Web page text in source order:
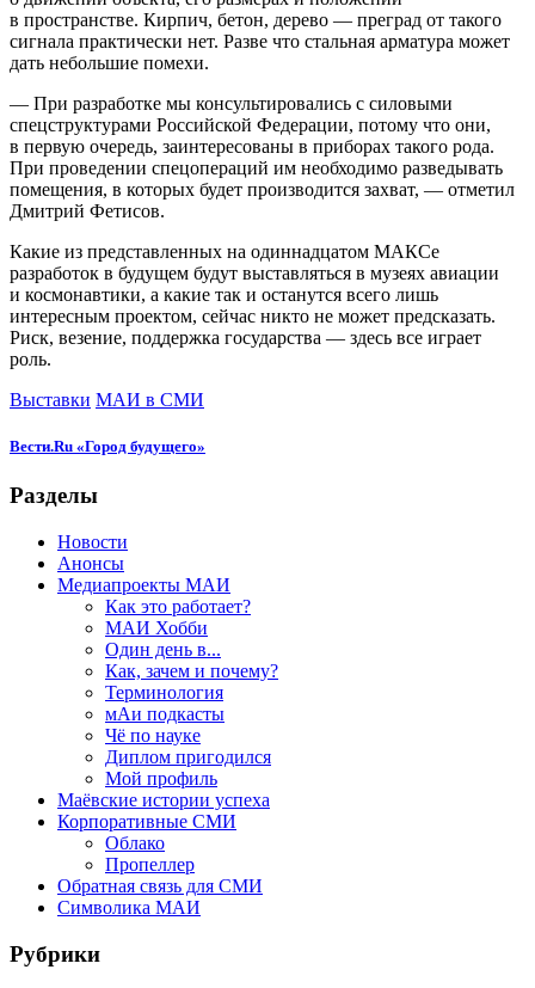
в пространстве. Кирпич, бетон, дерево — преград от такого
сигнала практически нет. Разве что стальная арматура может
дать небольшие помехи.
— При разработке мы консультировались с силовыми
спецструктурами Российской Федерации, потому что они,
в первую очередь, заинтересованы в приборах такого рода.
При проведении спецопераций им необходимо разведывать
помещения, в которых будет производится захват, — отметил
Дмитрий Фетисов.
Какие из представленных на одиннадцатом МАКСе
разработок в будущем будут выставляться в музеях авиации
и космонавтики, а какие так и останутся всего лишь
интересным проектом, сейчас никто не может предсказать.
Риск, везение, поддержка государства — здесь все играет
роль.
Выставки МАИ в СМИ
Вести.Ru «Город будущего»
Разделы
Новости
Анонсы
Медиапроекты МАИ
Как это работает?
МАИ Хобби
Один день в...
Как, зачем и почему?
Терминология
мАи подкасты
Чё по науке
Диплом пригодился
Мой профиль
Маёвские истории успеха
Корпоративные СМИ
Облако
Пропеллер
Обратная связь для СМИ
Символика МАИ
Рубрики